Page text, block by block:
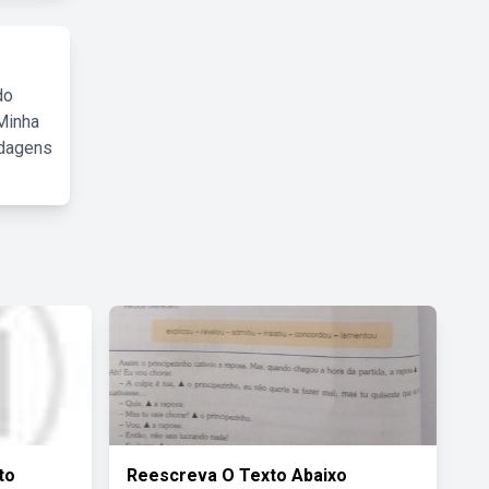
Reescreva O Texto Abaixo